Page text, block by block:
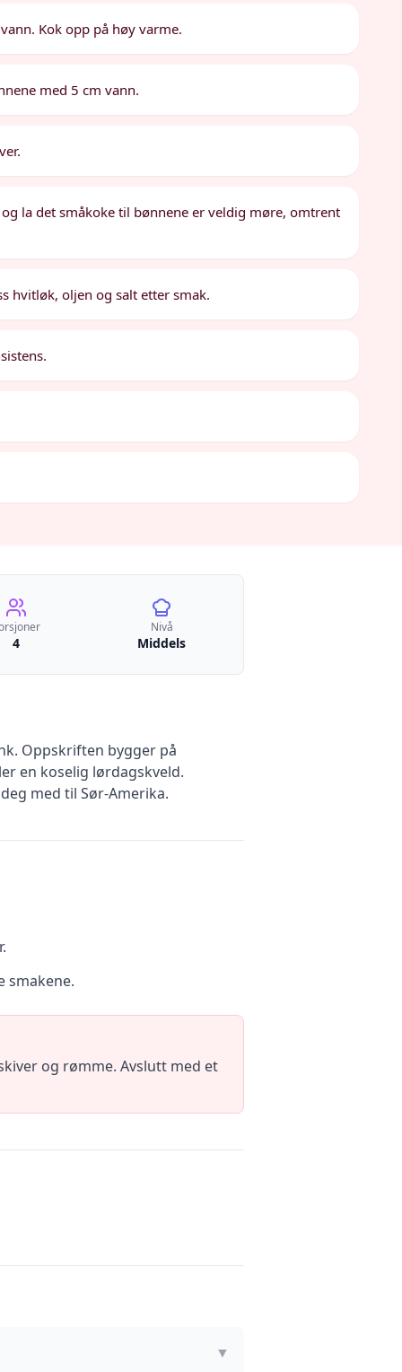
Kok opp på høy varme.
med 5 cm vann.
la det småkoke til bønnene er veldig møre, omtrent
hvitløk, oljen og salt etter smak.
4
Nivå
Middels
Oppskriften bygger på
en koselig lørdagskveld.
med til Sør-Amerika.
smakene.
og rømme. Avslutt med et
▼